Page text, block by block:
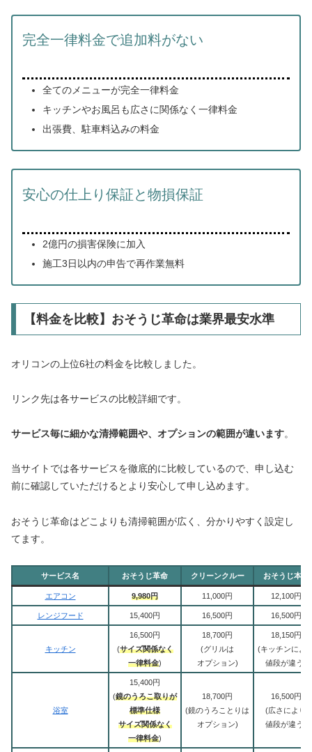
完全一律料金で追加料がない
全てのメニューが完全一律料金
キッチンやお風呂も広さに関係なく一律料金
出張費、駐車料込みの料金
安心の仕上り保証と物損保証
2億円の損害保険に加入
施工3日以内の申告で再作業無料
【料金を比較】おそうじ革命は業界最安水準
オリコンの上位6社の料金を比較しました。
リンク先は各サービスの比較詳細です。
サービス毎に細かな清掃範囲や、オプションの範囲が違います。
当サイトでは各サービスを徹底的に比較しているので、申し込む
前に確認していただけるとより安心して申し込めます。
おそうじ革命はどこよりも清掃範囲が広く、分かりやすく設定し
てます。
サービス名 おそうじ革命 クリーンクルー おそうじ本舗
エアコン 9,980円 11,000円 12,100円
レンジフード 15,400円 16,500円 16,500円
キッチン
16,500円
(サイズ関係なく
一律料金)
18,700円
(グリルは
オプション)
18,150円
(キッチンによ
値段が違う)
浴室
15,400円
(鏡のうろこ取りが
標準仕様
サイズ関係なく
一律料金)
18,700円
(鏡のうろことりは
オプション)
16,500円
(広さにより
値段が違う)